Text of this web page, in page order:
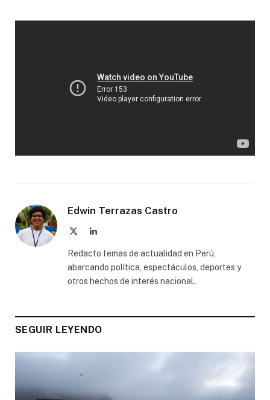
Edwin Terrazas Castro
LinkedIn
Redacto temas de actualidad en Perú,
abarcando política, espectáculos, deportes y
otros hechos de interés nacional.
SEGUIR LEYENDO